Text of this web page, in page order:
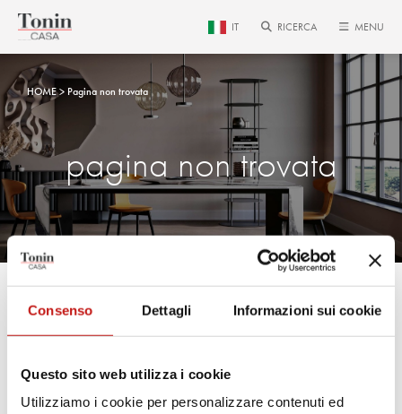
Consenso Dettagli Informazioni sui cookie
Questo sito web utilizza i cookie
Utilizziamo i cookie per personalizzare contenuti ed
IT RICERCA MENU
HOME Pagina non trovata
pagina non trovata
La pagina che hai cercato non è
più disponibile.
Utilizza il menu principale per raggiungere la pagina che
stavi cercando.